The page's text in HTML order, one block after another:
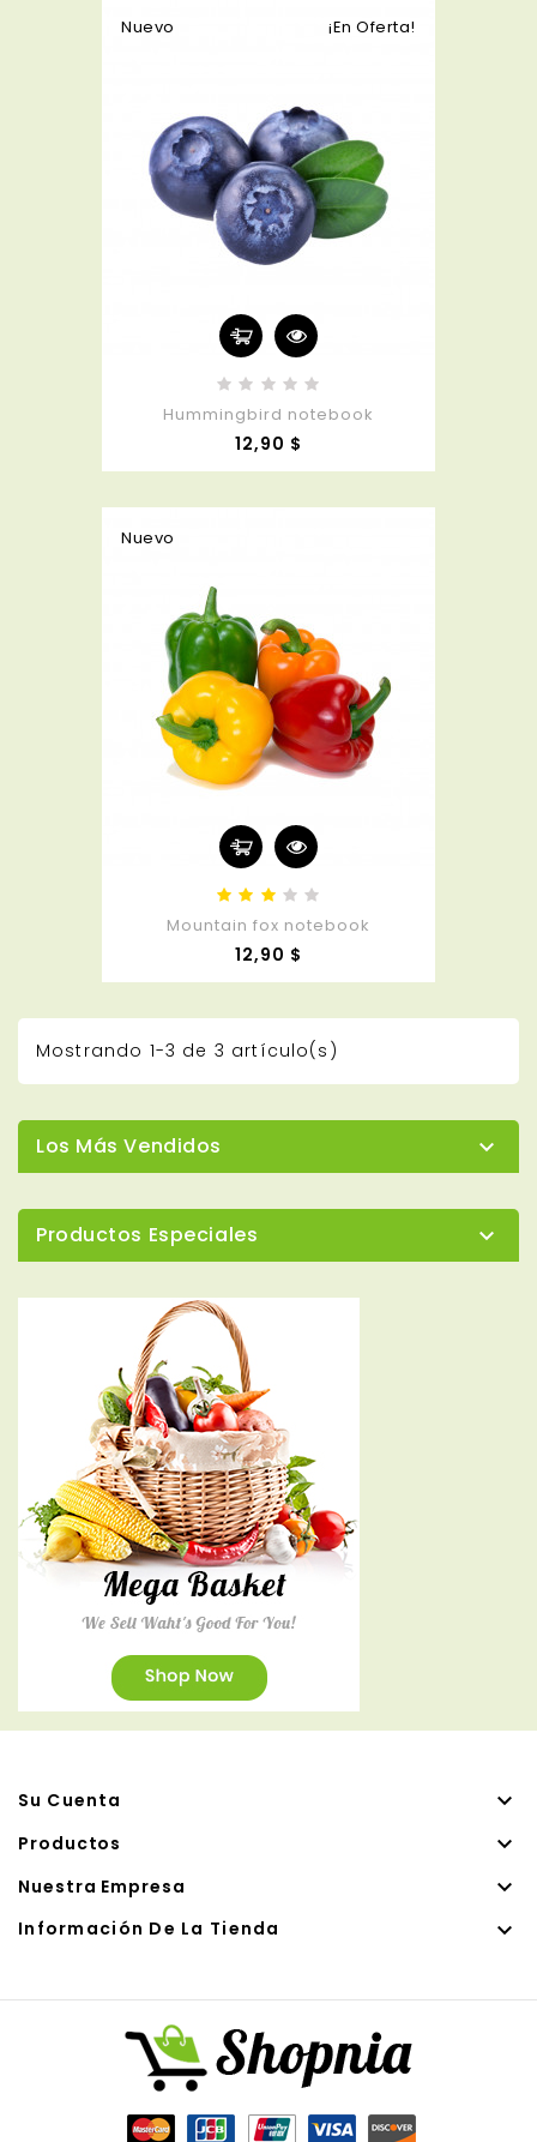
¡En Oferta!
Nuevo
Hummingbird notebook
12,90 $
Nuevo
Mountain fox notebook
12,90 $
Mostrando 1-3 de 3 artículo(s)
Los Más Vendidos 
Productos Especiales 
Su Cuenta 
Productos 
Nuestra Empresa 
Información De La Tienda 